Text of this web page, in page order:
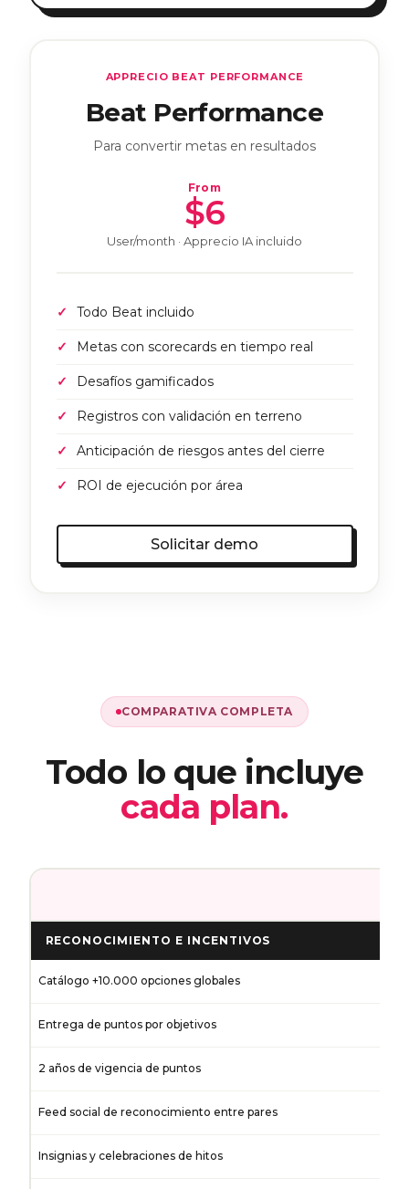
APPRECIO BEAT PERFORMANCE
Beat Performance
Para convertir metas en resultados
From
$6
User/month · Apprecio IA incluido
Todo Beat incluido
Metas con scorecards en tiempo real
Desafíos gamificados
Registros con validación en terreno
Anticipación de riesgos antes del cierre
ROI de ejecución por área
Solicitar demo
COMPARATIVA COMPLETA
Todo lo que incluye
cada plan.
RECONOCIMIENTO E INCENTIVOS
Catálogo +10.000 opciones globales
Entrega de puntos por objetivos
2 años de vigencia de puntos
Feed social de reconocimiento entre pares
Insignias y celebraciones de hitos